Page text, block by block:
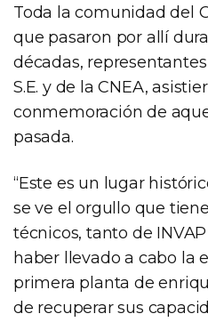
Toda la comunidad del
que pasaron por allí
décadas,
S.E. y de la CNEA,
conmemoración de
pasada.
“Este es un lugar
se ve el orgullo que
técnicos, tanto de
haber llevado a cabo la
primera planta de
de recuperar sus